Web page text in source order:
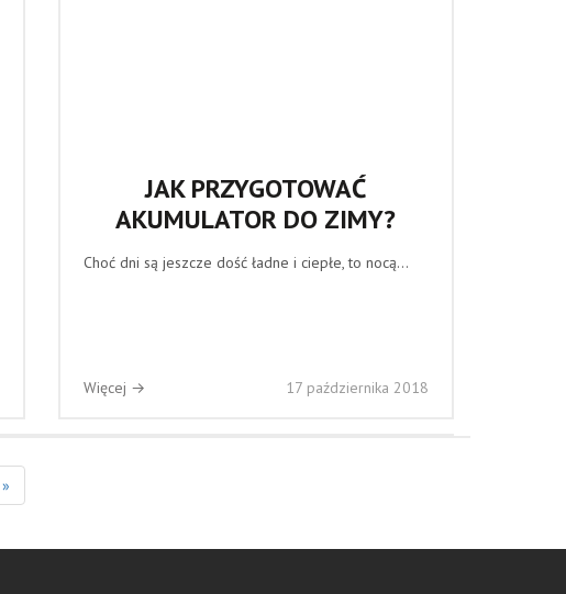
JAK PRZYGOTOWAĆ
AKUMULATOR DO ZIMY?
Choć dni są jeszcze dość ładne i ciepłe, to nocą...
Więcej → 17 października 2018
»